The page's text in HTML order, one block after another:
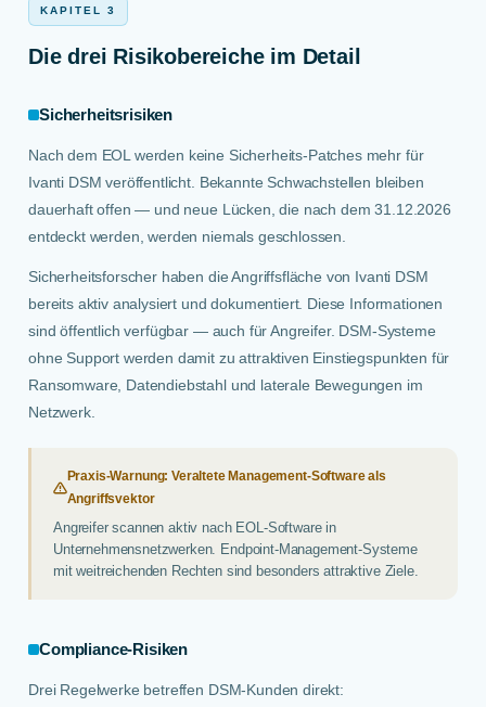
KAPITEL 3
Die drei Risikobereiche im Detail
Sicherheitsrisiken
Nach dem EOL werden keine Sicherheits-Patches mehr für
Ivanti DSM veröffentlicht. Bekannte Schwachstellen bleiben
dauerhaft offen — und neue Lücken, die nach dem 31.12.2026
entdeckt werden, werden niemals geschlossen.
Sicherheitsforscher haben die Angriffsfläche von Ivanti DSM
bereits aktiv analysiert und dokumentiert. Diese Informationen
sind öffentlich verfügbar — auch für Angreifer. DSM-Systeme
ohne Support werden damit zu attraktiven Einstiegspunkten für
Ransomware, Datendiebstahl und laterale Bewegungen im
Netzwerk.
Praxis-Warnung: Veraltete Management-Software als
Angriffsvektor
Angreifer scannen aktiv nach EOL-Software in
Unternehmensnetzwerken. Endpoint-Management-Systeme
mit weitreichenden Rechten sind besonders attraktive Ziele.
Compliance-Risiken
Drei Regelwerke betreffen DSM-Kunden direkt: